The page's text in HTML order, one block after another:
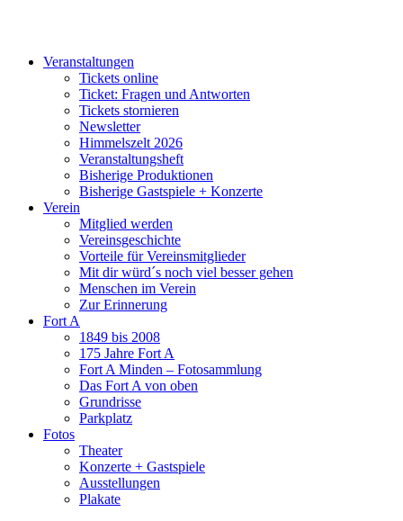
Veranstaltungen
Tickets online
Ticket: Fragen und Antworten
Tickets stornieren
Newsletter
Himmelszelt 2026
Veranstaltungsheft
Bisherige Produktionen
Bisherige Gastspiele + Konzerte
Verein
Mitglied werden
Vereinsgeschichte
Vorteile für Vereinsmitglieder
Mit dir würd´s noch viel besser gehen
Menschen im Verein
Zur Erinnerung
Fort A
1849 bis 2008
175 Jahre Fort A
Fort A Minden – Fotosammlung
Das Fort A von oben
Grundrisse
Parkplatz
Fotos
Theater
Konzerte + Gastspiele
Ausstellungen
Plakate